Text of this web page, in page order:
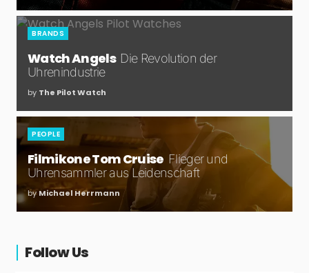
BRANDS
Watch Angels Die Revolution der
Uhrenindustrie
by The Pilot Watch
PEOPLE
Filmikone Tom Cruise Flieger und
Uhrensammler aus Leidenschaft
by Michael Herrmann
Follow Us